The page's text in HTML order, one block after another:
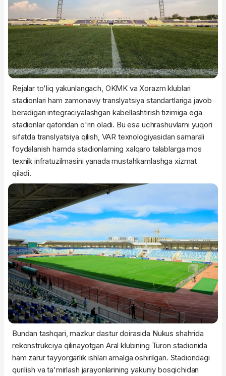
Rejalar to'liq yakunlangach, OKMK va Xorazm klublari
stadionlari ham zamonaviy translyatsiya standartlariga javob
beradigan integraciyalashgan kabellashtirish tizimiga ega
stadionlar qatoridan o'rin oladi. Bu esa uchrashuvlarni yuqori
sifatda translyatsiya qilish, VAR texnologiyasidan samarali
foydalanish hamda stadionlarning xalqaro talablarga mos
texnik infratuzilmasini yanada mustahkamlashga xizmat
qiladi.
Bundan tashqari, mazkur dastur doirasida Nukus shahrida
rekonstrukciya qilinayotgan Aral klubining Turon stadionida
ham zarur tayyorgarlik ishlari amalga oshirilgan. Stadiondagi
qurilish va ta'mirlash jarayonlarining yakuniy bosqichidan